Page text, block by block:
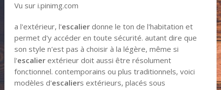
Vu sur i.pinimg.com
a l'extérieur, l'escalierdonne le ton de l'habitation et
permet d'y accéder en toute sécurité. autant dire que
son style n'est pas à choisir à la légère, même si
l'escalierextérieur doit aussi être résolument
fonctionnel. contemporains ou plus traditionnels, voici
modèles d'escaliers extérieurs, placés sous